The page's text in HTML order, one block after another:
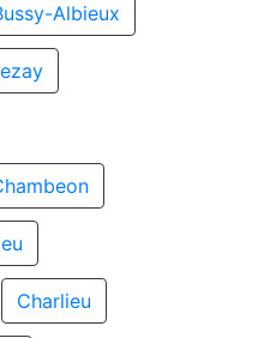
Albieux
Charlieu